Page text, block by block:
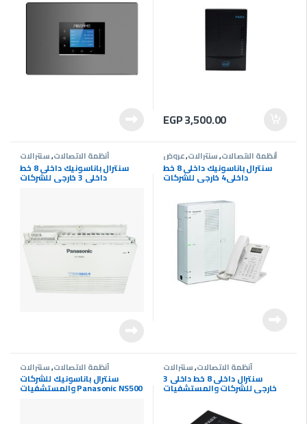
EGP3,500.00
أنظمة الاتصالات,سنترالات
سنترال باناسونيك داخلى 8 خط
داخلى 3 خارجى للشركات
والمستشفيات KX-TES824CE
أنظمة الاتصالات,سنترالات,عروض
سنترالات
سنترال باناسونيك داخلى 8 خط
داخلى4 خارجى للشركات
والمستشفياتKX-HTS32
أنظمة الاتصالات,سنترالات
سنترال باناسونيك للشركات
والمستشفيات Panasonic NS500
أنظمة الاتصالات,سنترالات
سنترال داخلى 8 خط داخلى 3
خارجى للشركات والمستشفيات